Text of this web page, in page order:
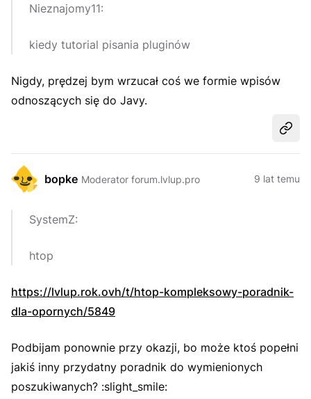
Nieznajomy11:
kiedy tutorial pisania pluginów
Nigdy, prędzej bym wrzucał coś we formie wpisów
odnoszących się do Javy.
bopke Moderator forum.lvlup.pro 9 lat temu
SystemZ:
htop
https://lvlup.rok.ovh/t/htop-kompleksowy-poradnik-
dla-opornych/5849
Podbijam ponownie przy okazji, bo może ktoś popełni
jakiś inny przydatny poradnik do wymienionych
poszukiwanych? :slight_smile: